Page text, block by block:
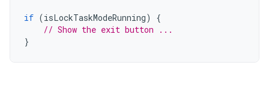
if (isLockTaskModeRunning)
{
// Show the exit button ...
}